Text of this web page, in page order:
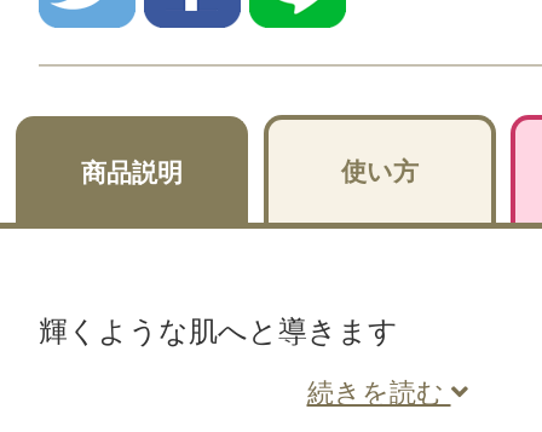
商品説明 使い方
輝くような肌へと導きます
続きを読む